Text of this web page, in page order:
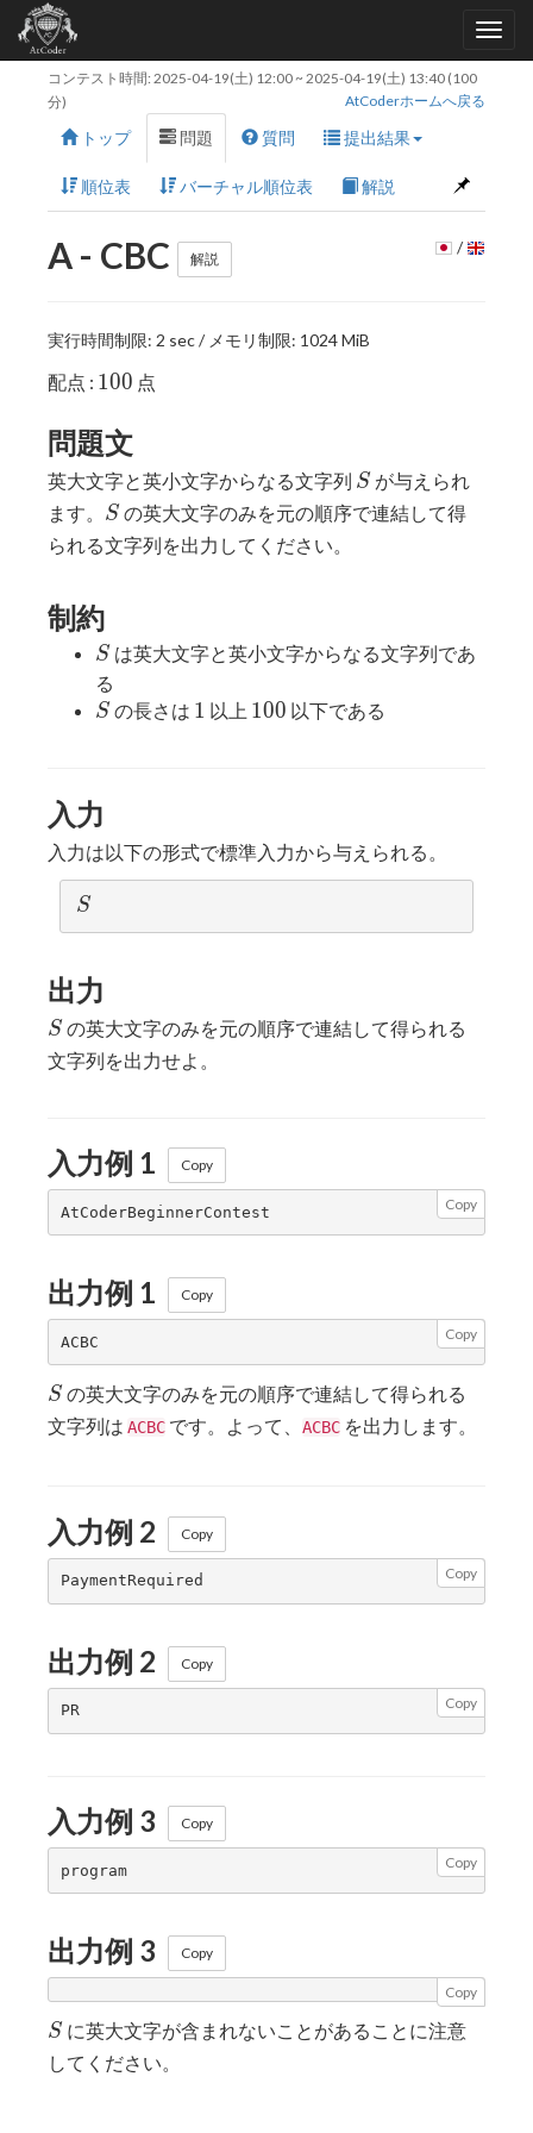
コンテスト時間: 2025-04-19(土) 12:00~ 2025-04-19(土) 13:40 (100
分)
AtCoderホームへ戻る
トップ 問題 質問 提出結果
順位表 バーチャル順位表 解説
A - CBC 解説
/
実行時間制限: 2 sec / メモリ制限: 1024 MiB
配点 : 100
100 点
問題文
英大文字と英小文字からなる文字列 S
S が与えられ
ます。 S
S の英大文字のみを元の順序で連結して得
られる文字列を出力してください。
制約
S
S は英大文字と英小文字からなる文字列であ
る
S
S の長さは 1
1 以上 100
100 以下である
入力
入力は以下の形式で標準入力から与えられる。
S
S
出力
S
S の英大文字のみを元の順序で連結して得られる
文字列を出力せよ。
入力例 1 Copy
Copy
出力例 1 Copy
Copy
S
S の英大文字のみを元の順序で連結して得られる
文字列は ACBC です。よって、 ACBC を出力します。
入力例 2 Copy
Copy
出力例 2 Copy
Copy
PR
入力例 3 Copy
Copy
program
出力例 3 Copy
Copy
S
S に英大文字が含まれないことがあることに注意
してください。